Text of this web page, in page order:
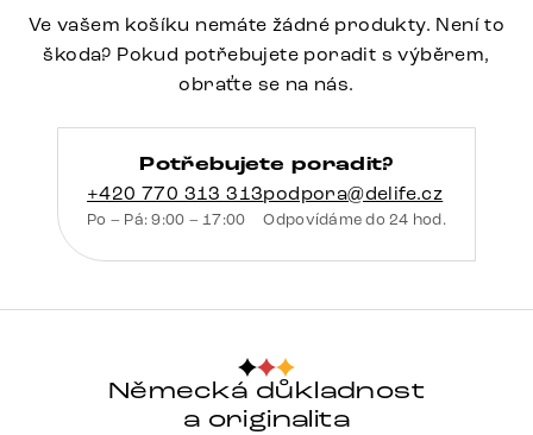
Ve vašem košíku nemáte žádné produkty. Není to
škoda? Pokud potřebujete poradit s výběrem,
obraťte se na nás.
Potřebujete poradit?
+420 770 313 313
Po – Pá: 9:00 – 17:00
podpora@delife.cz
Odpovídáme do 24 hod.
Německá důkladnost
a originalita